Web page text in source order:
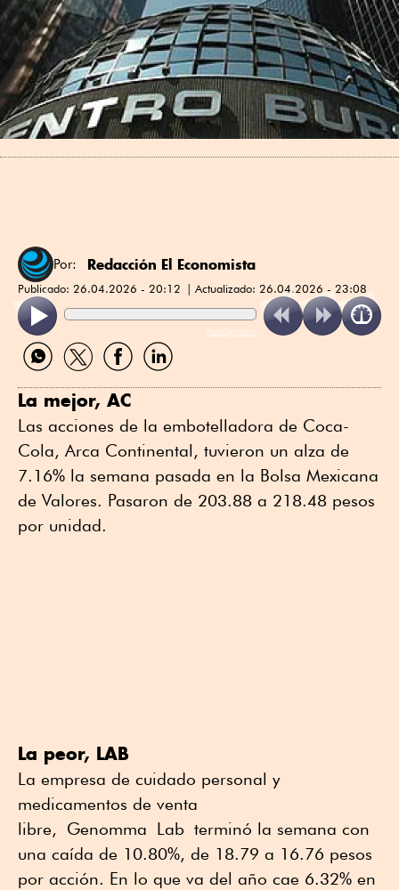
Por: Redacción El Economista
Publicado: 26.04.2026 - 20:12 Actualizado: 26.04.2026 - 23:08
ReadSpeaker
Compartir
por
Compartir
por
Compartir
por
Compartir
por
La mejor, AC
Las acciones de la embotelladora de Coca-
Cola, Arca Continental, tuvieron un alza de
7.16% la semana pasada en la Bolsa Mexicana
de Valores. Pasaron de 203.88 a 218.48 pesos
por unidad.
La peor, LAB
La empresa de cuidado personal y
medicamentos de venta
libre, Genomma Lab terminó la semana con
una caída de 10.80%, de 18.79 a 16.76 pesos
por acción. En lo que va del año cae 6.32% en